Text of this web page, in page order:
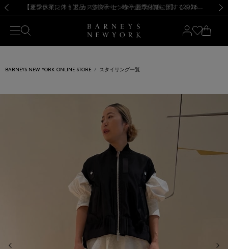
新規登録のお客様も対象！＜MY BARNEYS＞会員のお客様は11,000円（税込）以上のお買上げで常時送料無料！お買い物の際は会員登録を！
【夏季休業に伴う出荷一時停止のお知らせ】(2026.8.7) 【オンラインストア カスタマーセンター夏季休業に関するお知らせ】（2026.8.7）【夏季休業に伴う返品・交換承り一時停止のお知らせ】（2026.8.5）
熊本県を中心とした地震の影響によるお荷物のお届けについて
【開催中】SUMMER SALEのご案内・ご注意事項 新規登録のお客様も対象！＜MY BARNEYS＞会員のお客様は11,000円（税込）以上のお買上げで常時送料無料！お買い物の際は会員登録を！
【夏季休業に伴う出荷一時停止のお知らせ】(2026.8.7)
BARNEYS NEW YORK ONLINE STORE スタイリング一覧